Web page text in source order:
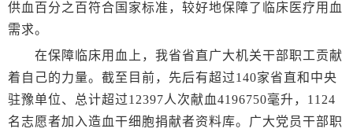
供血百分之百符合国家标准，较好地保障了临床医疗用血
需求。
在保障临床用血上，我省省直广大机关干部职工贡献
着自己的力量。截至目前，先后有超过140家省直和中央
驻豫单位、总计超过12397人次献血4196750毫升，1124
名志愿者加入造血干细胞捐献者资料库。广大党员干部职